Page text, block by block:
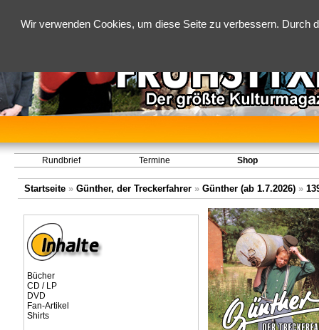
Wir verwenden Cookies, um diese Seite zu verbessern.
Rundbrief Termine Shop
Startseite» Günther, der Treckerfahrer» Günther (ab 1.7.2026)»
Bücher
CD / LP
DVD
Fan-Artikel
Shirts